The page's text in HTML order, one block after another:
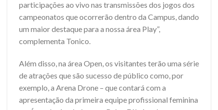
participações ao vivo nas transmissões dos jogos dos
campeonatos que ocorrerão dentro da Campus, dando
um maior destaque para a nossa área Play”,
complementa Tonico.
Além disso, na área Open, os visitantes terão uma série
de atrações que são sucesso de público como, por
exemplo, a Arena Drone – que contará com a
apresentação da primeira equipe profissional feminina